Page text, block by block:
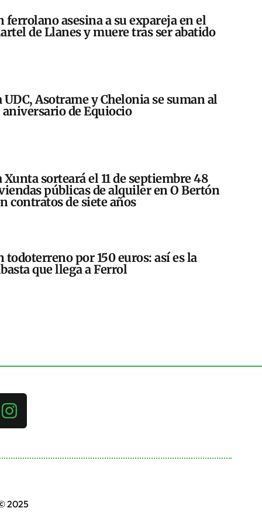
ferrolano asesina a su expareja en el
de Llanes y muere tras ser abatido
UDC, Asotrame y Chelonia se suman al
aniversario de Equiocio
Xunta sorteará el 11 de septiembre 48
públicas de alquiler en O Bertón
contratos de siete años
todoterreno por 150 euros: así es la
que llega a Ferrol
2025